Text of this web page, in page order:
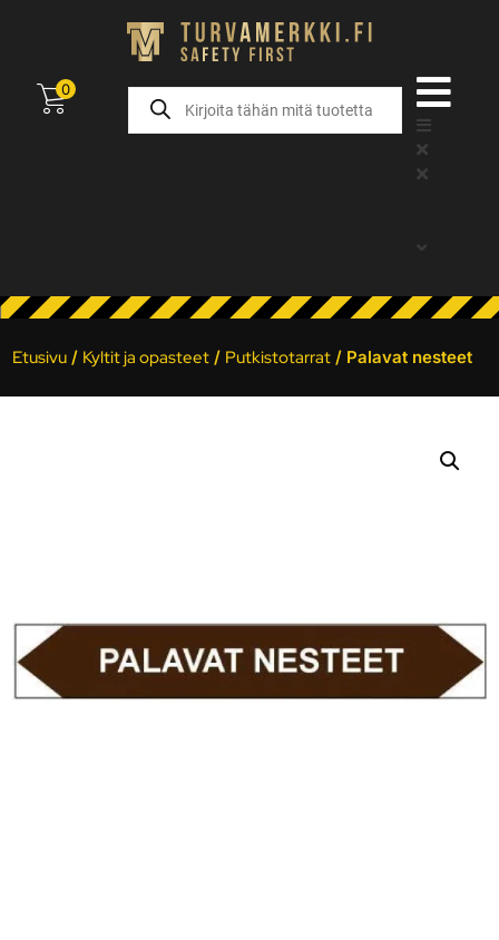
0
Etusivu / Kyltit ja opasteet / Putkistotarrat / Palavat nesteet